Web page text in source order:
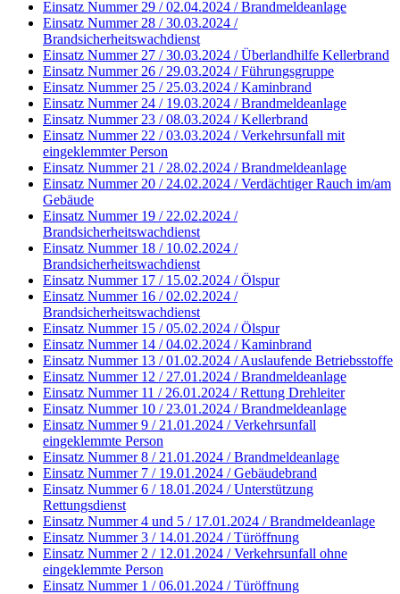
Einsatz Nummer 29 / 02.04.2024 / Brandmeldeanlage
Einsatz Nummer 28 / 30.03.2024 /
Brandsicherheitswachdienst
Einsatz Nummer 27 / 30.03.2024 / Überlandhilfe Kellerbrand
Einsatz Nummer 26 / 29.03.2024 / Führungsgruppe
Einsatz Nummer 25 / 25.03.2024 / Kaminbrand
Einsatz Nummer 24 / 19.03.2024 / Brandmeldeanlage
Einsatz Nummer 23 / 08.03.2024 / Kellerbrand
Einsatz Nummer 22 / 03.03.2024 / Verkehrsunfall mit
eingeklemmter Person
Einsatz Nummer 21 / 28.02.2024 / Brandmeldeanlage
Einsatz Nummer 20 / 24.02.2024 / Verdächtiger Rauch im/am
Gebäude
Einsatz Nummer 19 / 22.02.2024 /
Brandsicherheitswachdienst
Einsatz Nummer 18 / 10.02.2024 /
Brandsicherheitswachdienst
Einsatz Nummer 17 / 15.02.2024 / Ölspur
Einsatz Nummer 16 / 02.02.2024 /
Brandsicherheitswachdienst
Einsatz Nummer 15 / 05.02.2024 / Ölspur
Einsatz Nummer 14 / 04.02.2024 / Kaminbrand
Einsatz Nummer 13 / 01.02.2024 / Auslaufende Betriebsstoffe
Einsatz Nummer 12 / 27.01.2024 / Brandmeldeanlage
Einsatz Nummer 11 / 26.01.2024 / Rettung Drehleiter
Einsatz Nummer 10 / 23.01.2024 / Brandmeldeanlage
Einsatz Nummer 9 / 21.01.2024 / Verkehrsunfall
eingeklemmte Person
Einsatz Nummer 8 / 21.01.2024 / Brandmeldeanlage
Einsatz Nummer 7 / 19.01.2024 / Gebäudebrand
Einsatz Nummer 6 / 18.01.2024 / Unterstützung
Rettungsdienst
Einsatz Nummer 4 und 5 / 17.01.2024 / Brandmeldeanlage
Einsatz Nummer 3 / 14.01.2024 / Türöffnung
Einsatz Nummer 2 / 12.01.2024 / Verkehrsunfall ohne
eingeklemmte Person
Einsatz Nummer 1 / 06.01.2024 / Türöffnung